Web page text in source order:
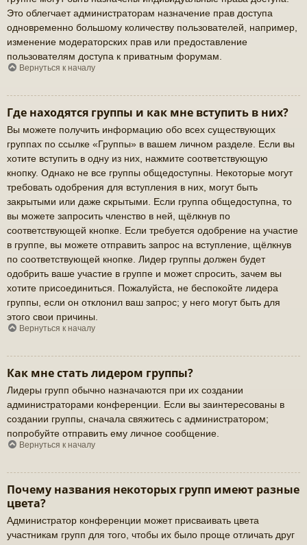
Это облегчает администраторам назначение прав доступа
одновременно большому количеству пользователей, например,
изменение модераторских прав или предоставление
пользователям доступа к приватным форумам.
Вернуться к началу
Где находятся группы и как мне вступить в них?
Вы можете получить информацию обо всех существующих
группах по ссылке «Группы» в вашем личном разделе. Если вы
хотите вступить в одну из них, нажмите соответствующую
кнопку. Однако не все группы общедоступны. Некоторые могут
требовать одобрения для вступления в них, могут быть
закрытыми или даже скрытыми. Если группа общедоступна, то
вы можете запросить членство в ней, щёлкнув по
соответствующей кнопке. Если требуется одобрение на участие
в группе, вы можете отправить запрос на вступление, щёлкнув
по соответствующей кнопке. Лидер группы должен будет
одобрить ваше участие в группе и может спросить, зачем вы
хотите присоединиться. Пожалуйста, не беспокойте лидера
группы, если он отклонил ваш запрос; у него могут быть для
этого свои причины.
Вернуться к началу
Как мне стать лидером группы?
Лидеры групп обычно назначаются при их создании
администраторами конференции. Если вы заинтересованы в
создании группы, сначала свяжитесь с администратором;
попробуйте отправить ему личное сообщение.
Вернуться к началу
Почему названия некоторых групп имеют разные
цвета?
Администратор конференции может присваивать цвета
участникам групп для того, чтобы их было проще отличать друг